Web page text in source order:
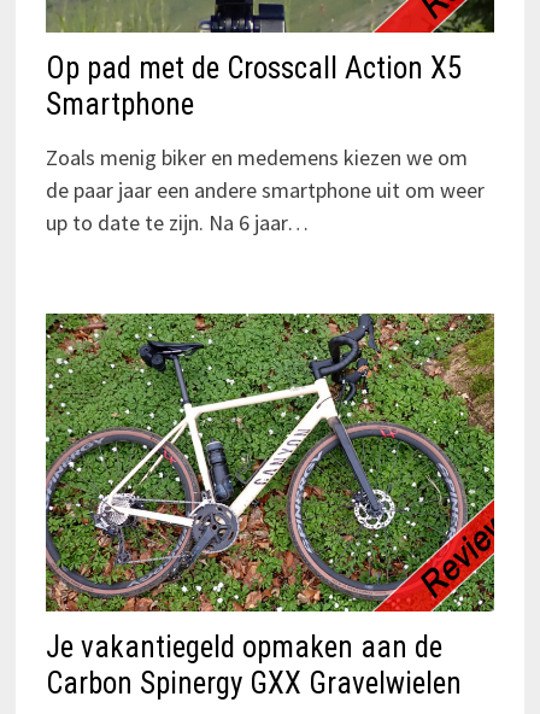
Op pad met de Crosscall Action X5
Smartphone
Zoals menig biker en medemens kiezen we om
de paar jaar een andere smartphone uit om weer
up to date te zijn. Na 6 jaar…
Je vakantiegeld opmaken aan de
Carbon Spinergy GXX Gravelwielen